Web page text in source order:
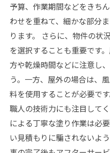
予算、作業期間などをきち
わせを重ねて、細かな部分
ります。 さらに、物件の状
を選択することも重要です
方や乾燥時間などに注意し
う。一方、屋外の場合は、
料を使用することが必要で
職人の技術力にも注目して
による丁寧な塗り作業は必
い見積もりに騙されないよ